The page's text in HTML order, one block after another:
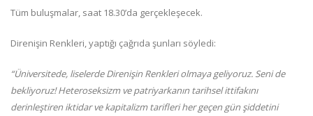
Tüm buluşmalar, saat 18.30’da gerçekleşecek.
Direnişin Renkleri, yaptığı çağrıda şunları söyledi:
“Üniversitede, liselerde Direnişin Renkleri olmaya geliyoruz. Seni de
bekliyoruz!Heteroseksizm ve patriyarkanın tarihsel ittifakını
derinleştiren iktidar ve kapitalizm tarifleri her geçen gün şiddetini